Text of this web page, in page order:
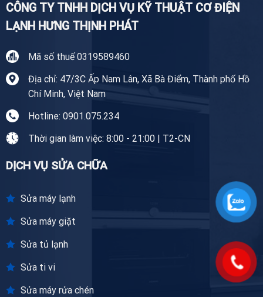
CÔNG TY TNHH DỊCH VỤ KỸ THUẬT CƠ ĐIỆN
LẠNH HƯNG THỊNH PHÁT
Mã số thuế 0319589460
Địa chỉ: 47/3C Ấp Nam Lân, Xã Bà Điểm, Thành phố Hồ
Chí Minh, Việt Nam
Hotline: 0901.075.234
Thời gian làm việc: 8:00 - 21:00 | T2-CN
DỊCH VỤ SỬA CHỮA
Sửa máy lạnh
Sửa máy giặt
Sửa tủ lạnh
Sửa ti vi
Sửa máy rửa chén